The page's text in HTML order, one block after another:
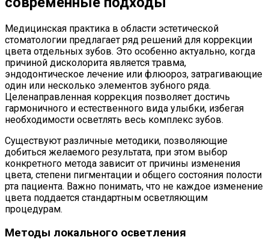
Медицинская практика в области эстетической
стоматологии предлагает ряд решений для коррекции
цвета отдельных зубов. Это особенно актуально, когда
причиной дисколорита является травма,
эндодонтическое лечение или флюороз, затрагивающие
один или несколько элементов зубного ряда.
Целенаправленная коррекция позволяет достичь
гармоничного и естественного вида улыбки, избегая
необходимости осветлять весь комплекс зубов.
Существуют различные методики, позволяющие
добиться желаемого результата, при этом выбор
конкретного метода зависит от причины изменения
цвета, степени пигментации и общего состояния полости
рта пациента. Важно понимать, что не каждое изменение
цвета поддается стандартным осветляющим
процедурам.
Методы локального осветления